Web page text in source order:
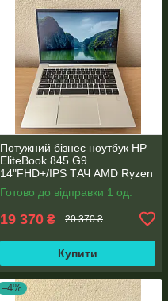
Потужний бізнес ноутбук HP
EliteBook 845 G9
14"FHD+/IPS ТАЧ AMD Ryzen
5 6600U 6 ядер/16 DDR5/512
SSD NVME/AMD Radeon
Готово до відправки 1 од.
19 370 ₴ 20 370 ₴
Купити
–4%